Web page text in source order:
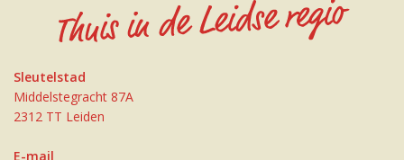
Sleutelstad
Middelstegracht 87A
2312 TT Leiden
E-mail